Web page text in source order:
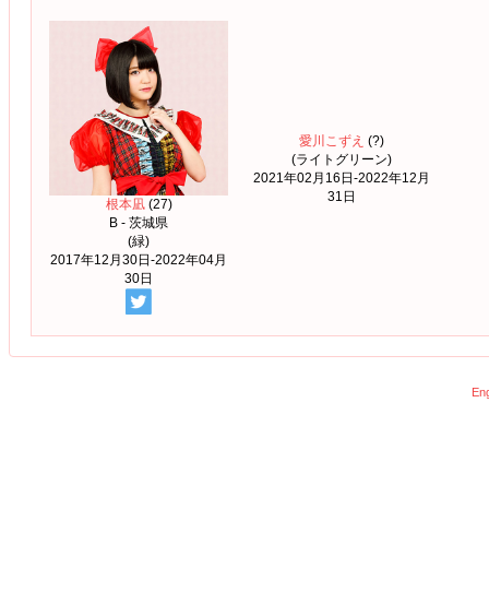
根本凪(27)
B - 茨城県
(緑)
2017年12月30日-2022年04月
30日
愛川こずえ (?)
(ライトグリーン)
2021年02月16日-2022年12月
31日